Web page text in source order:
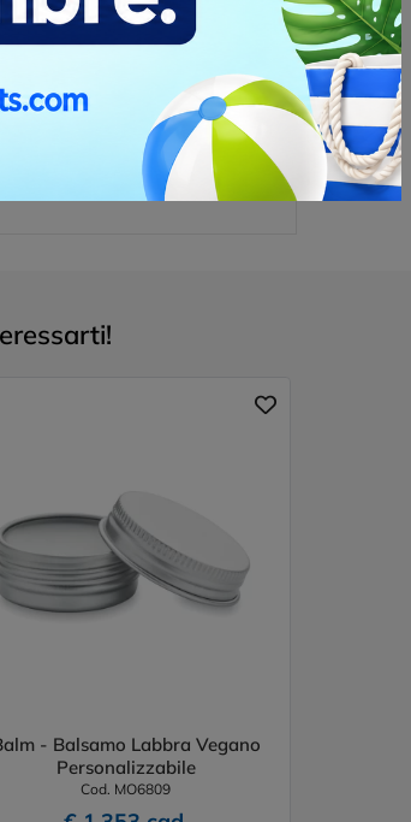
- Balsamo Labbra Vegano
Personalizzabile
Cod. MO6809